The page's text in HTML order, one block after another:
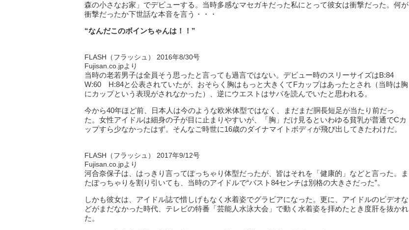
森の小さなお家」でデビューする。当時多感なマセガキだった私にとって彼女は衝撃だった。何が
衝撃だったか下世話な本音を言う・・・
“なんだこのボインちゃんは！！”
FLASH（フラッシュ） 2016年8/30号
Fujisan.co.jpより
当時の老若男子は全員そう思ったと言っても過言ではない。デビュー時のスリーサイズはB:84
W:60 H:84と公表されていたが、おそらく胸はもっと大きくてFカップはあったとされ（当時は胸
にカップという表現がされなかった）、逆にウエストはサバを読んでいたと思われる。
今から40年ほど前、日本人は今のような欧米体型ではなく、まだまだ胴長短足が当たり前だっ
た。女性アイドルは細身の子が目に止まりやすいが、「胸」だけ見るといわゆる貧乳が普通でCカ
ップすら少なかったはず。そんなご時世に16歳のダイナマイトボディが飛び出してきたわけだ。
FLASH（フラッシュ） 2017年9/12号
Fujisan.co.jpより
河合奈保子は、はっきり言ってぽっちゃり体型だったが、皆はそれを「健康的」などと言った。ま
たぽっちゃりを割り引いても、当時のアイドルで“バスト84センチは別格の大きさだった”。
しかも彼女は、アイドル誌で惜しげもなく水着姿でグラビアになった。更に、アイドルのビデオな
どがまだなかった時代、テレビの特番「芸能人水泳大会」で動く水着姿を拝めたとき度肝を抜かれ
た。